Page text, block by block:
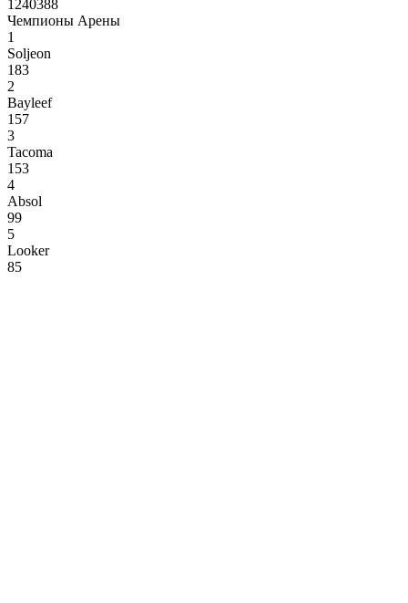
1240388
Чемпионы Арены
1
Soljeon
183
2
Bayleef
157
3
Tacoma
153
4
Absol
99
5
Looker
85